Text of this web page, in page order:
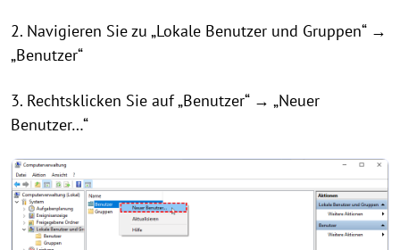
2. Navigieren Sie zu „Lokale Benutzer und Gruppen“ →
„Benutzer“
3. Rechtsklicken Sie auf „Benutzer“ → „Neuer
Benutzer…“